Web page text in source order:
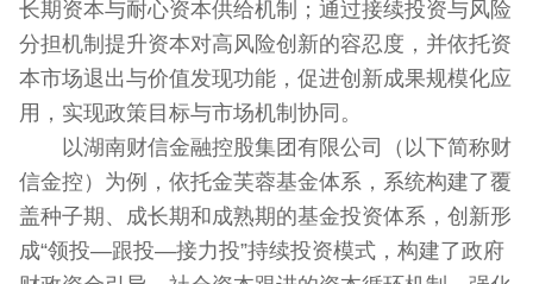
长期资本与耐心资本供给机制；通过接续投资与风险
分担机制提升资本对高风险创新的容忍度，并依托资
本市场退出与价值发现功能，促进创新成果规模化应
用，实现政策目标与市场机制协同。
以湖南财信金融控股集团有限公司（以下简称财
信金控）为例，依托金芙蓉基金体系，系统构建了覆
盖种子期、成长期和成熟期的基金投资体系，创新形
成“领投—跟投—接力投”持续投资模式，构建了政府